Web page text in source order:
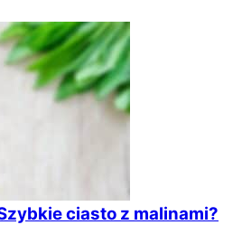
ciasto z malinami?